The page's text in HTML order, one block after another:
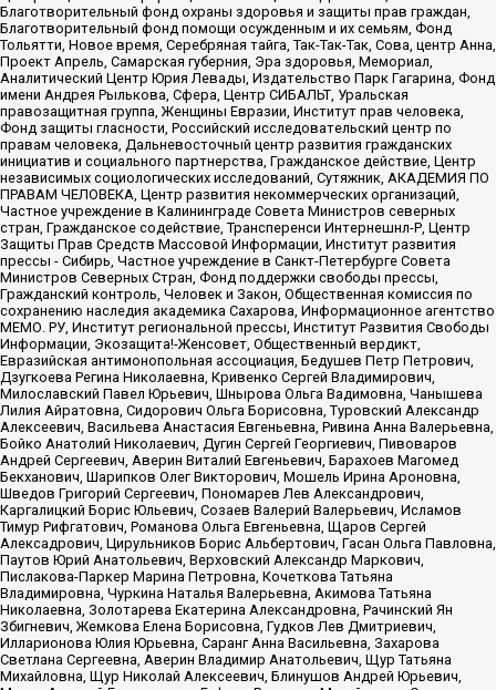
Благотворительный фонд охраны здоровья и защиты прав граждан,
Благотворительный фонд помощи осужденным и их семьям, Фонд
Тольятти, Новое время, Серебряная тайга, Так-Так-Так, Сова, центр Анна,
Проект Апрель, Самарская губерния, Эра здоровья, Мемориал,
Аналитический Центр Юрия Левады, Издательство Парк Гагарина, Фонд
имени Андрея Рылькова, Сфера, Центр СИБАЛЬТ, Уральская
правозащитная группа, Женщины Евразии, Институт прав человека,
Фонд защиты гласности, Российский исследовательский центр по
правам человека, Дальневосточный центр развития гражданских
инициатив и социального партнерства, Гражданское действие, Центр
независимых социологических исследований, Сутяжник, АКАДЕМИЯ ПО
ПРАВАМ ЧЕЛОВЕКА, Центр развития некоммерческих организаций,
Частное учреждение в Калининграде Совета Министров северных
стран, Гражданское содействие, Трансперенси Интернешнл-Р, Центр
Защиты Прав Средств Массовой Информации, Институт развития
прессы - Сибирь, Частное учреждение в Санкт-Петербурге Совета
Министров Северных Стран, Фонд поддержки свободы прессы,
Гражданский контроль, Человек и Закон, Общественная комиссия по
сохранению наследия академика Сахарова, Информационное агентство
МЕМО. РУ, Институт региональной прессы, Институт Развития Свободы
Информации, Экозащита!-Женсовет, Общественный вердикт,
Евразийская антимонопольная ассоциация, Бедушев Петр Петрович,
Дзугкоева Регина Николаевна, Кривенко Сергей Владимирович,
Милославский Павел Юрьевич, Шнырова Ольга Вадимовна, Чанышева
Лилия Айратовна, Сидорович Ольга Борисовна, Туровский Александр
Алексеевич, Васильева Анастасия Евгеньевна, Ривина Анна Валерьевна,
Бойко Анатолий Николаевич, Дугин Сергей Георгиевич, Пивоваров
Андрей Сергеевич, Аверин Виталий Евгеньевич, Барахоев Магомед
Бекханович, Шарипков Олег Викторович, Мошель Ирина Ароновна,
Шведов Григорий Сергеевич, Пономарев Лев Александрович,
Каргалицкий Борис Юльевич, Созаев Валерий Валерьевич, Исламов
Тимур Рифгатович, Романова Ольга Евгеньевна, Щаров Сергей
Алексадрович, Цирульников Борис Альбертович, Гасан Ольга Павловна,
Паутов Юрий Анатольевич, Верховский Александр Маркович,
Пислакова-Паркер Марина Петровна, Кочеткова Татьяна
Владимировна, Чуркина Наталья Валерьевна, Акимова Татьяна
Николаевна, Золотарева Екатерина Александровна, Рачинский Ян
Збигневич, Жемкова Елена Борисовна, Гудков Лев Дмитриевич,
Илларионова Юлия Юрьевна, Саранг Анна Васильевна, Захарова
Светлана Сергеевна, Аверин Владимир Анатольевич, Щур Татьяна
Михайловна, Щур Николай Алексеевич, Блинушов Андрей Юрьевич,